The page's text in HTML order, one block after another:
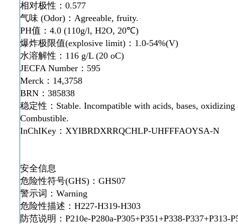
相对极性：0.577
气味 (Odor)：Agreeable, fruity.
PH值：4.0 (110g/l, H2O, 20℃)
爆炸极限值(explosive limit)：1.0-54%(V)
水溶解性：116 g/L (20 oC)
JECFA Number：595
Merck：14,3758
BRN：385838
稳定性：Stable. Incompatible with acids, bases, oxidizing
Combustible.
InChIKey：XYIBRDXRRQCHLP-UHFFFAOYSA-N
安全信息
危险性符号(GHS)：GHS07
警示词：Warning
危险性描述：H227-H319-H303
防范说明：P210e-P280a-P305+P351+P338-P337+P313-